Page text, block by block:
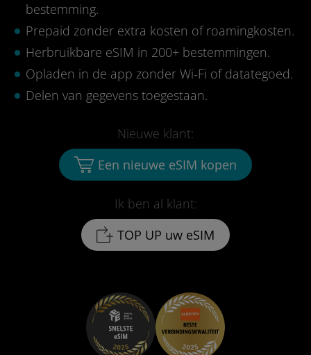
bestemming.
Prepaid zonder extra kosten of roamingkosten.
Herbruikbare eSIM in 200+ bestemmingen.
Opladen in de app zonder Wi-Fi of datategoed.
Delen van gegevens toegestaan.
Ik ben al klant:
TOP UP uw eSIM
Nieuwe klant:
Een nieuwe eSIM kopen